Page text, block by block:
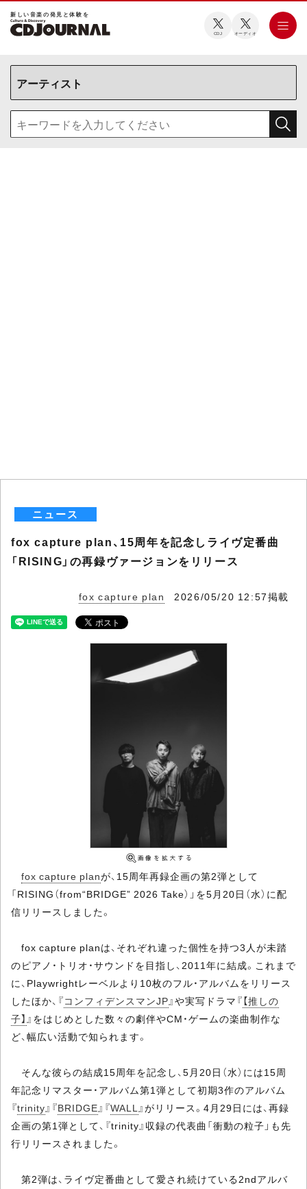
新しい⾳楽の発⾒と体験を
CDJ オーディオ
ニュース
fox capture plan、15周年を記念しライヴ定番曲
「RISING」の再録ヴァージョンをリリース
fox capture plan 2026/05/20 12:57掲載
fox capture planが、15周年再録企画の第2弾として
「RISING（from“BRIDGE” 2026 Take）」を5月20日（水）に配
信リリースしました。
fox capture planは、それぞれ違った個性を持つ3人が未踏
のピアノ・トリオ・サウンドを目指し、2011年に結成。これまで
に、Playwrightレーベルより10枚のフル・アルバムをリリース
したほか、『コンフィデンスマンJP』や実写ドラマ『【推しの
子】』をはじめとした数々の劇伴やCM・ゲームの楽曲制作な
ど、幅広い活動で知られます。
そんな彼らの結成15周年を記念し、5月20日（水）には15周
年記念リマスター・アルバム第1弾として初期3作のアルバム
『trinity』『BRIDGE』『WALL』がリリース。4月29日には、再録
企画の第1弾として、『trinity』収録の代表曲「衝動の粒子」も先
行リリースされました。
第2弾は、ライヴ定番曲として愛され続けている2ndアルバ